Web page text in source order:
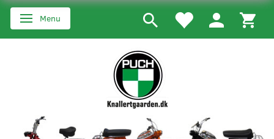
Skifte navigation
Menu